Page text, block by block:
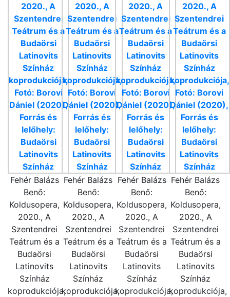
Fehér Balázs
Benő:
Koldusopera,
2020., A
Szentendrei
Teátrum és a
Budaörsi
Latinovits
Színház
koprodukciója,
Fehér Balázs
Benő:
Koldusopera,
2020., A
Szentendrei
Teátrum és a
Budaörsi
Latinovits
Színház
koprodukciója,
Fehér Balázs
Benő:
Koldusopera,
2020., A
Szentendrei
Teátrum és a
Budaörsi
Latinovits
Színház
koprodukciója,
Fehér Balázs
Benő:
Koldusopera,
2020., A
Szentendrei
Teátrum és a
Budaörsi
Latinovits
Színház
koprodukciója,